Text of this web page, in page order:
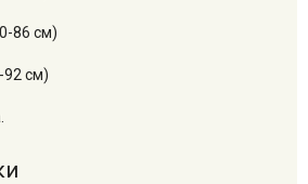
86 см)
92 см)